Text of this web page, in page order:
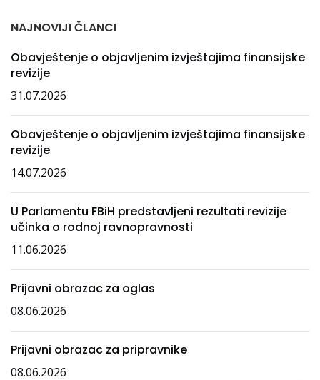
NAJNOVIJI ČLANCI
Obavještenje o objavljenim izvještajima finansijske
revizije
31.07.2026
Obavještenje o objavljenim izvještajima finansijske
revizije
14.07.2026
U Parlamentu FBiH predstavljeni rezultati revizije
učinka o rodnoj ravnopravnosti
11.06.2026
Prijavni obrazac za oglas
08.06.2026
Prijavni obrazac za pripravnike
08.06.2026